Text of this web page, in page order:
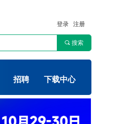
끠 搜索
登录 注册
招聘 下载中心